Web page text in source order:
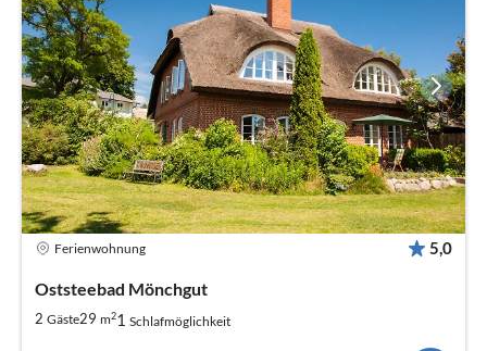
Ferienwohnung 5,0
Oststeebad Mönchgut
2 Gäste29 m21 Schlafmöglichkeit